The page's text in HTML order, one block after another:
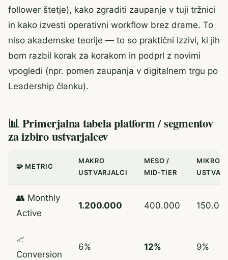
follower štetje), kako zgraditi zaupanje v tuji tržnici
in kako izvesti operativni workflow brez drame. To
niso akademske teorije — to so praktični izzivi, ki jih
bom razbil korak za korakom in podprl z novimi
vpogledi (npr. pomen zaupanja v digitalnem trgu po
Leadership članku).
📊 Primerjalna tabela platform / segmentov
za izbiro ustvarjalcev
🧩 METRIC
MAKRO
USTVARJALCI
MESO /
MID-TIER
MIKRO
👥 Monthly
Active
1.200.000 400.000
📈
Conversion
6% 12% 9%